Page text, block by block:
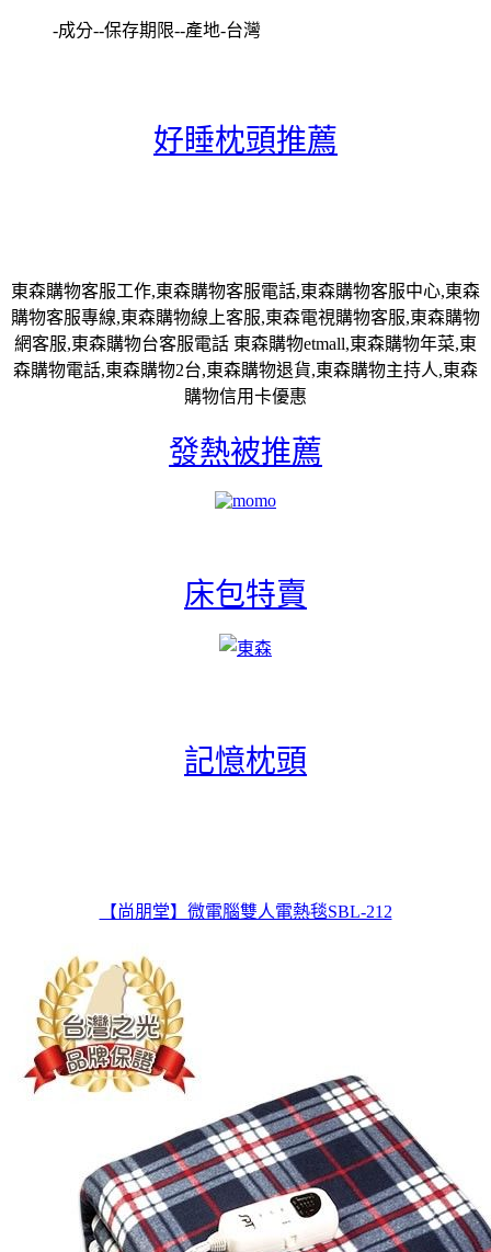
-成分--保存期限--產地-台灣
好睡枕頭推薦
東森購物客服工作,東森購物客服電話,東森購物客服中心,東森
購物客服專線,東森購物線上客服,東森電視購物客服,東森購物
網客服,東森購物台客服電話 東森購物etmall,東森購物年菜,東
森購物電話,東森購物2台,東森購物退貨,東森購物主持人,東森
購物信用卡優惠
發熱被推薦
床包特賣
記憶枕頭
【尚朋堂】微電腦雙人電熱毯SBL-212